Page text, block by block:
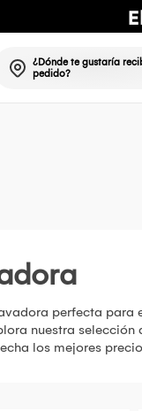
¿Dónde te gustaría
pedido?
perfecta para
nuestra
los mejores